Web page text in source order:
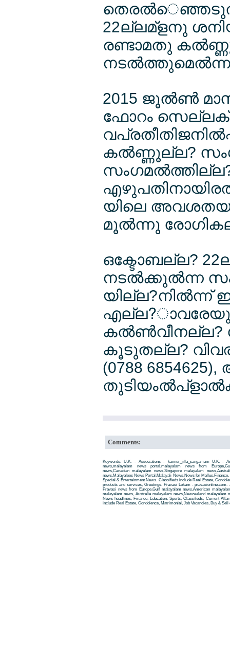
22ല്ലമ്ളനു
രണ്ടാമതു
നടല്‍ത്തുമെല്‍ന്നു
2015 ജൂല്‍ണ്‍
ഫോറം
കല്‍ണ്ണൂല്ല?
യിലെ
മൂല്‍ന്നു
ഒക്ടോബല്ല?
നടല്‍ക്കുല്‍ന്ന
യില്ല?നില്‍ന്ന്
കല്‍ണ്‍വീനല്ല?
കൂടുതല്ല?
(0788
Comments:
Keywords: U.K. - Associations - kannur_jilla_sangamam U.K. -
news,malayalam news portal,malayalam news from
news,Canadian malayalam news,Singapore malayalam
news,Malayalees News Portal,Malayali News,News for
Special & Entertainment News. Classifieds include Real Estate,
products and services, Greetings. Pravasi Lokam -
Pravasi news from Europe,Gulf malayalam news,American
malayalam news, Australia malayalam news,Newzealand malayalam
News headlines, Finance, Education, Sports, Classifieds, Current
include Real Estate, Condolence, Matrimonial, Job Vacancies, Buy &